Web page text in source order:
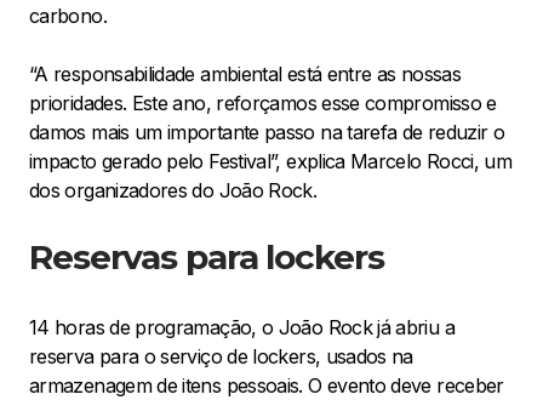
carbono.
“A responsabilidade ambiental está entre as nossas
prioridades. Este ano, reforçamos esse compromisso e
damos mais um importante passo na tarefa de reduzir o
impacto gerado pelo Festival”, explica Marcelo Rocci, um
dos organizadores do João Rock.
Reservas para lockers
14 horas de programação, o João Rock já abriu a
reserva para o serviço de lockers, usados na
armazenagem de itens pessoais. O evento deve receber